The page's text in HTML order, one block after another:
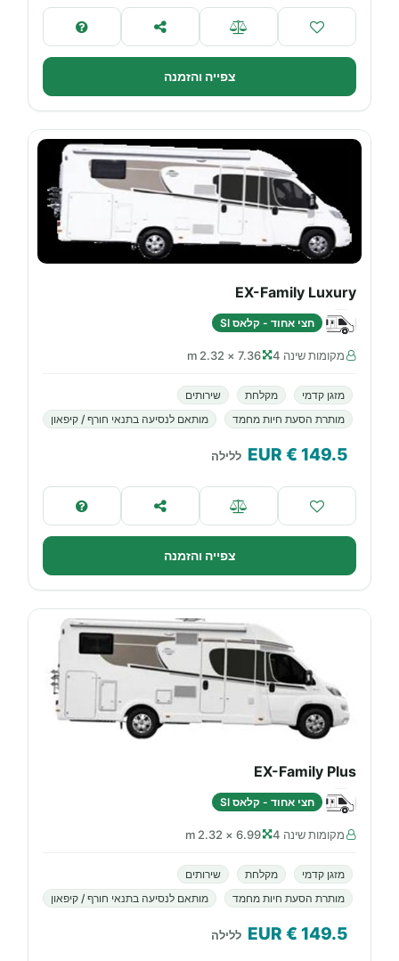
צפייה והזמנה
EX-Family Luxury
חצי אחוד - קלאס SI
מקומות שינה 4 7.36 × 2.32 m
מזגן קדמי מקלחת
שירותים
מותרת הסעת חיות מחמד
מותאם לנסיעה בתנאי חורף / קיפאון
149.5
€ EUR ללילה
צפייה והזמנה
EX-Family Plus
חצי אחוד - קלאס SI
מקומות שינה 4 6.99 × 2.32 m
מזגן קדמי מקלחת
שירותים
מותרת הסעת חיות מחמד
מותאם לנסיעה בתנאי חורף / קיפאון
149.5
€ EUR ללילה